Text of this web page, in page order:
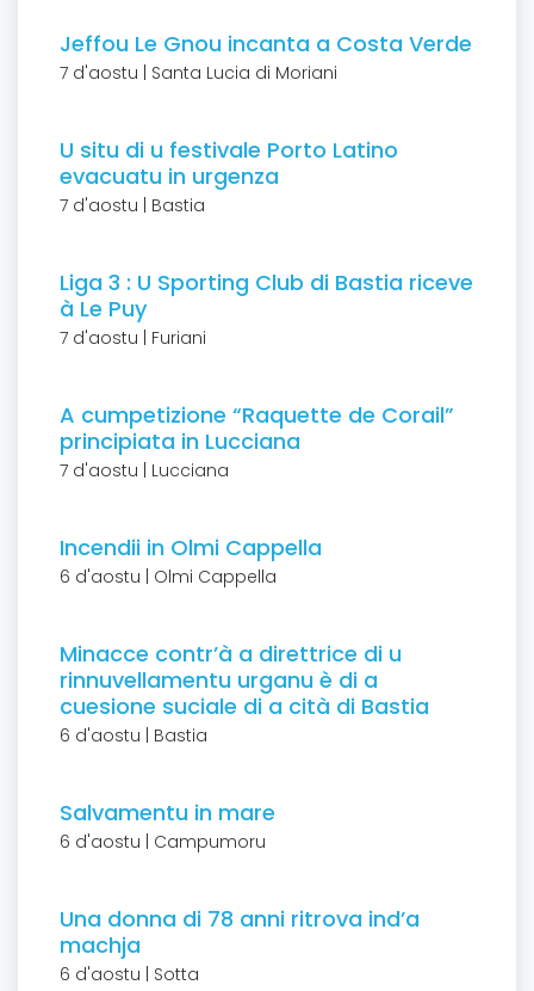
Jeffou Le Gnou incanta a Costa Verde
7 d'aostu | Santa Lucia di Moriani
U situ di u festivale Porto Latino
evacuatu in urgenza
7 d'aostu | Bastia
Liga 3 : U Sporting Club di Bastia riceve
à Le Puy
7 d'aostu | Furiani
A cumpetizione “Raquette de Corail”
principiata in Lucciana
7 d'aostu | Lucciana
Incendii in Olmi Cappella
6 d'aostu | Olmi Cappella
Minacce contr’à a direttrice di u
rinnuvellamentu urganu è di a
cuesione suciale di a cità di Bastia
6 d'aostu | Bastia
Salvamentu in mare
6 d'aostu | Campumoru
Una donna di 78 anni ritrova ind’a
machja
6 d'aostu | Sotta